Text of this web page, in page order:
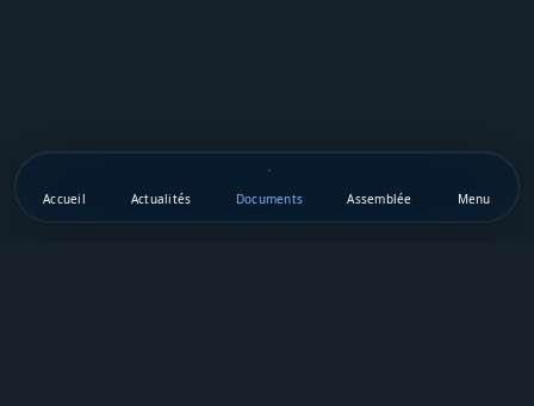
Accueil Actualités Documents Assemblée Menu